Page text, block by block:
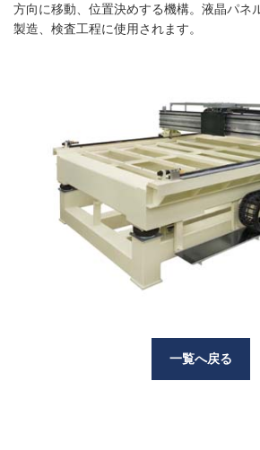
方向に移動、位置決めする機構。液晶パネ
製造、検査工程に使用されます。
一覧へ戻る